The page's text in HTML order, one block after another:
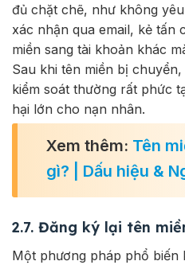
đủ chặt chẽ, như không
xác nhận qua email, kẻ tấn
miền sang tài khoản khác
Sau khi tên miền bị
kiểm soát thường rất phức
hại lớn cho nạn nhân.
Xem thêm: Tên
gì? | Dấu hiệu &
2.7. Đăng ký lại tên
Một phương pháp phổ biến